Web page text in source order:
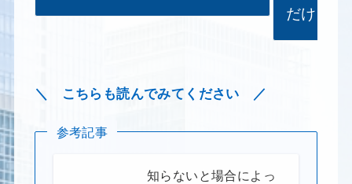
だけです
＼ こちらも読んでみてください ／
参考記事
知らないと場合によっ